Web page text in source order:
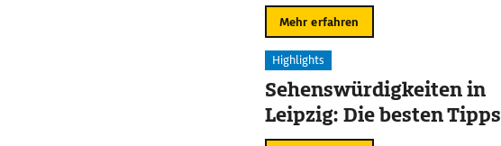
Mehr erfahren
Highlights
Sehenswürdigkeiten in
Leipzig: Die besten Tipps